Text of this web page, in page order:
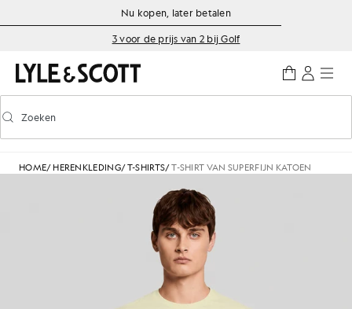
Ga naar de hoofdinhoud
Informatie over toegankelijkheid
Nu kopen, later betalen
3 voor de prijs van 2 bij Golf
Voorspellend zoeken in- of uitschakelen
Zoeken
HOME/ HERENKLEDING/T-SHIRTS/T-SHIRT VAN SUPERFIJN KATOEN